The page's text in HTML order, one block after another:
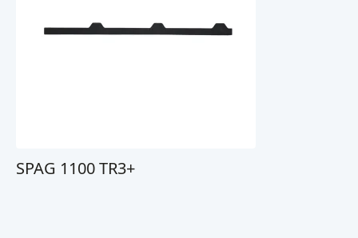
SPAG 1100 TR3+